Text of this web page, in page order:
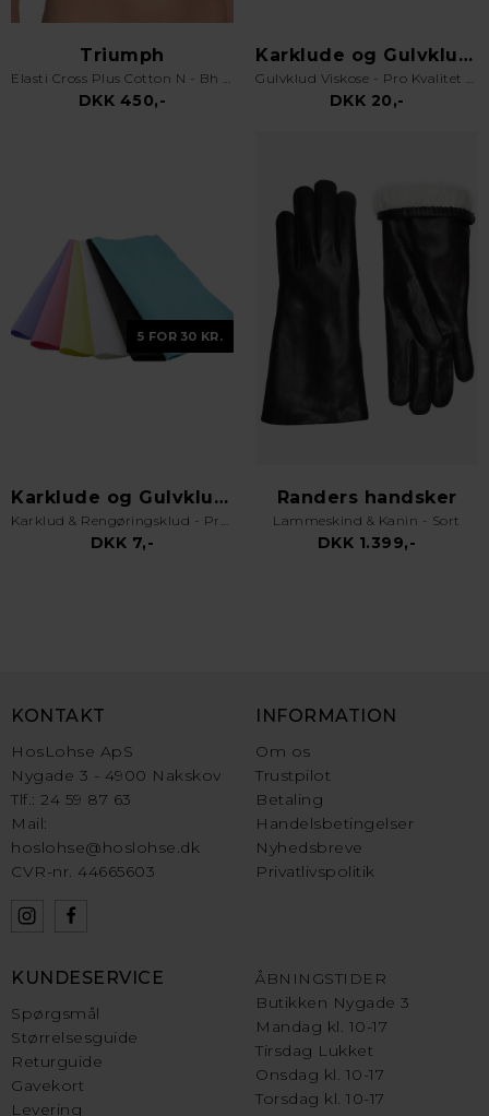
Triumph
Elasti Cross Plus Cotton N - Bh uden bøjle - Hvid
DKK 450,-
Karklude og Gulvklude
Gulvklud Viskose - Pro Kvalitet - Orange
DKK 20,-
5 FOR 30 KR.
Karklude og Gulvklude
Karklud & Rengøringsklud - Pro Kvalitet - Valgfri Farve
DKK 7,-
Randers handsker
Lammeskind & Kanin - Sort
DKK 1.399,-
KONTAKT
HosLohse ApS
Nygade 3 - 4900 Nakskov
Tlf.: 24 59 87 63
Mail:
hoslohse@hoslohse.dk
CVR-nr. 44665603
INFORMATION
Om os
Trustpilot
Betaling
Handelsbetingelser
Nyhedsbreve
Privatlivspolitik
KUNDESERVICE
Spørgsmål
Størrelsesguide
Returguide
Gavekort
Levering
ÅBNINGSTIDER
Butikken Nygade 3
Mandag kl. 10-17
Tirsdag Lukket
Onsdag kl. 10-17
Torsdag kl. 10-17